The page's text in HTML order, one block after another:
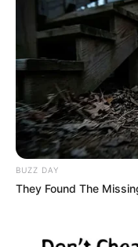
BUZZ DAY
They Found The